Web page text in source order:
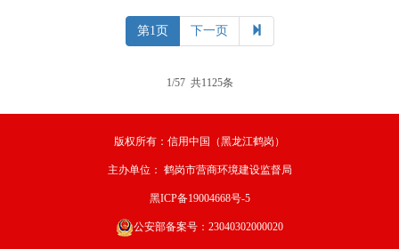
第1页 下一页
1/57 共1125条
版权所有：信用中国（黑龙江鹤岗）
主办单位： 鹤岗市营商环境建设监督局
黑ICP备19004668号-5
公安部备案号：23040302000020